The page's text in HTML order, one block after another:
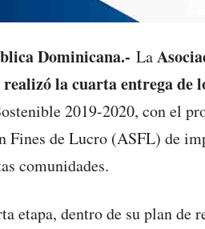
Dominicana.- La
realizó la cuarta entrega de
2019-2020, con el
Fines de Lucro (ASFL) de
comunidades.
etapa, dentro de su plan de